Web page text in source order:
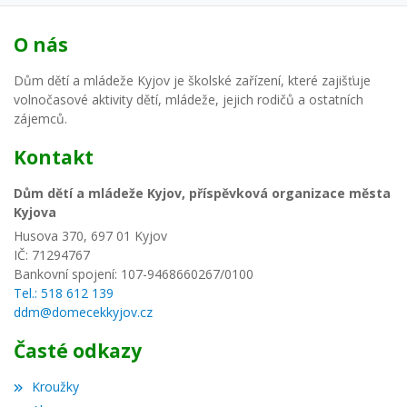
O nás
Dům dětí a mládeže Kyjov je školské zařízení, které zajišťuje
volnočasové aktivity dětí, mládeže, jejich rodičů a ostatních
zájemců.
Kontakt
Dům dětí a mládeže Kyjov, příspěvková organizace města
Kyjova
Husova 370, 697 01 Kyjov
IČ: 71294767
Bankovní spojení: 107-9468660267/0100
Tel.: 518 612 139
ddm@domecekkyjov.cz
Časté odkazy
Kroužky